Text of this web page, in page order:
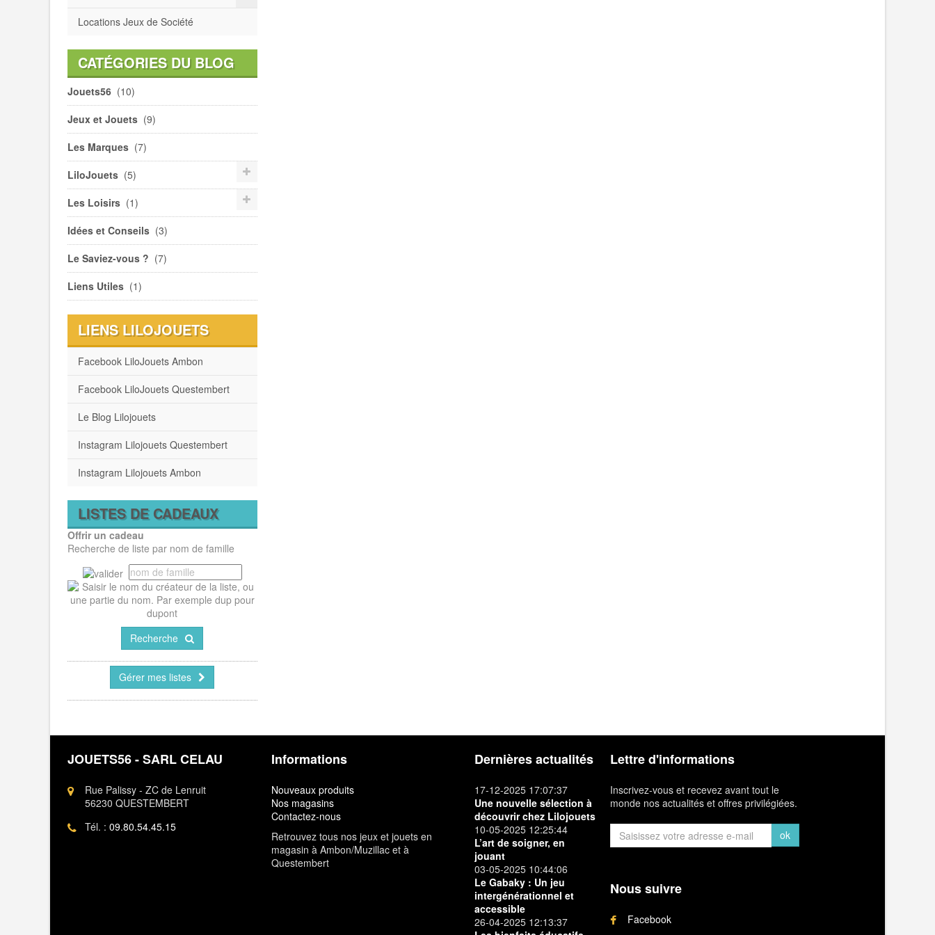
Locations Jeux de Société
CATÉGORIES DU BLOG
Jouets56 (10)
Jeux et Jouets (9)
Les Marques (7)
LiloJouets (5)
Les Loisirs (1)
Idées et Conseils (3)
Le Saviez-vous ? (7)
Liens Utiles (1)
LIENS LILOJOUETS
Facebook LiloJouets Ambon
Facebook LiloJouets Questembert
Le Blog Lilojouets
Instagram Lilojouets Questembert
Instagram Lilojouets Ambon
LISTES DE CADEAUX
Offrir un cadeau
Recherche de liste par nom de famille
Recherche
Gérer mes listes
JOUETS56 - SARL CELAU
Rue Palissy - ZC de Lenruit
56230 QUESTEMBERT
Tél. : 09.80.54.45.15
Informations
Nouveaux produits
Nos magasins
Contactez-nous
Retrouvez tous nos jeux et jouets en
magasin à Ambon/Muzillac et à
Questembert
Dernières actualités
17-12-2025 17:07:37
Une nouvelle sélection à
découvrir chez Lilojouets
10-05-2025 12:25:44
L’art de soigner, en
jouant
03-05-2025 10:44:06
Le Gabaky : Un jeu
intergénérationnel et
accessible
26-04-2025 12:13:37
Lettre d'informations
Inscrivez-vous et recevez avant tout le
monde nos actualités et offres privilégiées.
ok
Nous suivre
Facebook